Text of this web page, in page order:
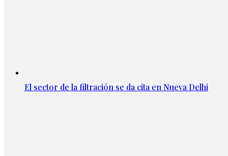
El sector de la filtración se da cita en Nueva Delhi